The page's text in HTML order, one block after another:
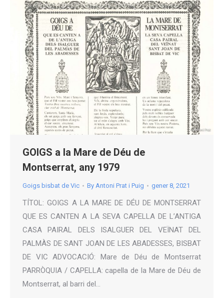
GOIGS a la Mare de Déu de
Montserrat, any 1979
Goigs bisbat de Vic By Antoni Prat i Puig gener 8, 2021
TÍTOL: GOIGS A LA MARE DE DÉU DE MONTSERRAT
QUE ES CANTEN A LA SEVA CAPELLA DE L’ANTIGA
CASA PAIRAL DELS ISALGUER DEL VEÏNAT DEL
PALMÀS DE SANT JOAN DE LES ABADESSES, BISBAT
DE VIC ADVOCACIÓ: Mare de Déu de Montserrat
PARRÒQUIA / CAPELLA: capella de la Mare de Déu de
Montserrat, al barri del…